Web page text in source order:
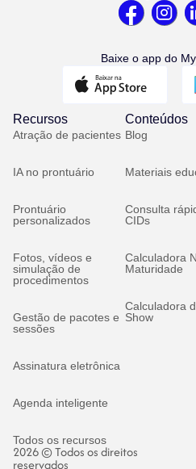
Baixe o app do
Recursos
Atração de pacientes
IA no prontuário
Prontuário
personalizados
Fotos, vídeos e
simulação de
procedimentos
Gestão de pacotes e
sessões
Assinatura eletrônica
Agenda inteligente
Todos os recursos
Conteúdos
Blog
Materiais
Consulta
CIDs
Calculadora
Maturidade
Calculadora
Show
2026 © Todos os direitos
reservados